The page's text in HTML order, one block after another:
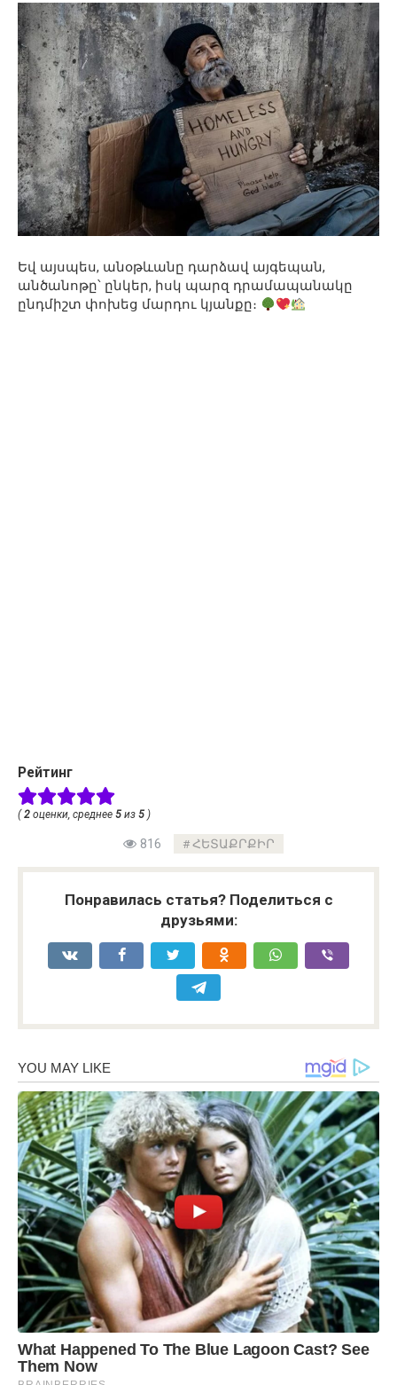
Եվ այսպես, անօթևանը դարձավ այգեպան,
անծանոթը՝ ընկեր, իսկ պարզ դրամապանակը
ընդմիշտ փոխեց մարդու կյանքը։
Рейтинг
( 2 оценки, среднее 5 из 5 )
816 ՀԵՏԱՔՐՔԻՐ
Понравилась статья? Поделиться с
друзьями: